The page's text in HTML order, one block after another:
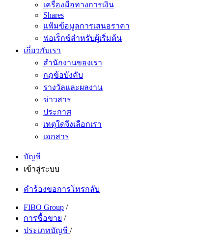
เครื่องมือทางการเงิน
Shares
แฟ้มข้อมูลการเสนอราคา
ฟอเร็กซ์สำหรับผู้เริ่มต้น
เกี่ยวกับเรา
สำนักงานของเรา
กฎข้อบังคับ
รางวัลและผลงาน
ข่าวสาร
ประกาศ
เหตุใดจึงเลือกเรา
เอกสาร
บัญชี
เข้าสู่ระบบ
คำร้องขอการโทรกลับ
FIBO Group /
การซื้อขาย /
ประเภทบัญชี /